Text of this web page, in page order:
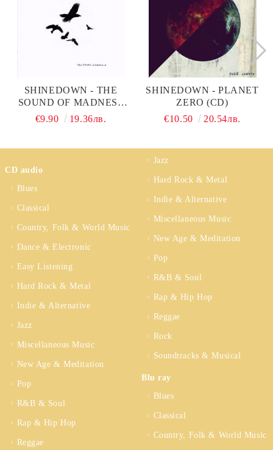
SHINEDOWN - THE
SOUND OF MADNESS
(ENHANCED CD) (CD)
€9.90 19.36лв.
SHINEDOWN - PLANET
ZERO (CD)
€10.50
20.54лв.
CD audio
Blues
Classical
Country, Folk & World Music
Dance & Electronic
Easy Listening
Hard Rock & Metal
Indie & Alternative
Jazz
Miscellaneous Music
New Age & Meditation
Pop
R&B & Soul
Rap & Hip Hop
Reggae
Jazz
Hard Rock & Metal
Indie & Alternative
Miscellaneous Music
New Age & Meditation
Pop
R&B & Soul
Rap & Hip Hop
Reggae
Rock
Soundtracks & Musical
Blu ray
Blues
Classical
Country, Folk & World Music